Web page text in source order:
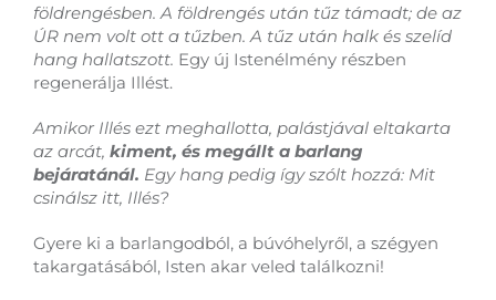
földrengésben. A földrengés után tűz támadt; de az
ÚR nem volt ott a tűzben. A tűz után halk és szelíd
hang hallatszott. Egy új Istenélmény részben
regenerálja Illést.
Amikor Illés ezt meghallotta, palástjával eltakarta
az arcát, kiment, és megállt a barlang
bejáratánál. Egy hang pedig így szólt hozzá: Mit
csinálsz itt, Illés?
Gyere ki a barlangodból, a búvóhelyről, a szégyen
takargatásából, Isten akar veled találkozni!